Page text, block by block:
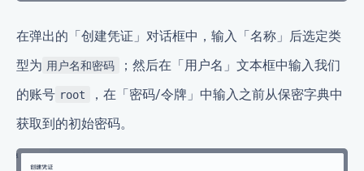
在弹出的「创建凭证」对话框中，输入「名称」后选定类
型为 用户名和密码
；然后在「用户名」文本框中输入我们
的账号 root
，在「密码/令牌」中输入之前从保密字典中
获取到的初始密码。